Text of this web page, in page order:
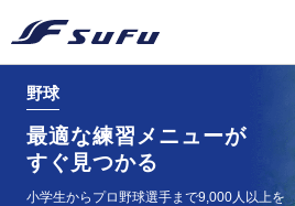
野球
最適な練習メニューが
すぐ見つかる
小学生からプロ野球選手まで9,000人以上を